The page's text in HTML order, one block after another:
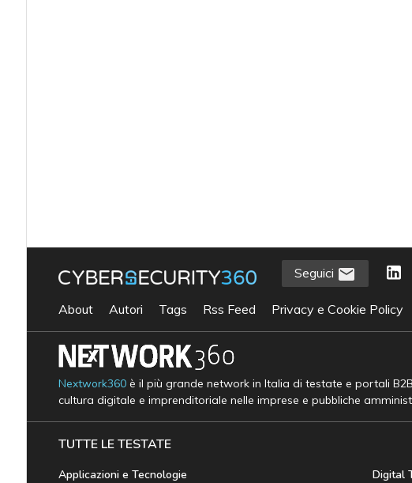
Seguici
About Autori Tags Rss Feed Privacy e Cookie Policy
Nextwork360è il più grande network in Italia di testate e portali
cultura digitale e imprenditoriale nelle imprese e pubbliche
TUTTE LE TESTATE
Applicazioni e Tecnologie Digital